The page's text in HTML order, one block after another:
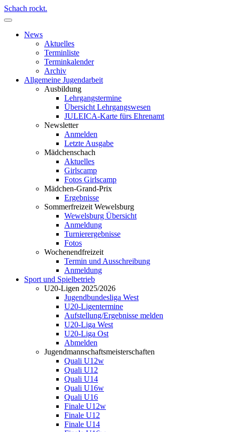
Schach rockt.
News
Aktuelles
Terminliste
Terminkalender
Archiv
Allgemeine Jugendarbeit
Ausbildung
Lehrgangstermine
Übersicht Lehrgangswesen
JULEICA-Karte fürs Ehrenamt
Newsletter
Anmelden
Letzte Ausgabe
Mädchenschach
Aktuelles
Girlscamp
Fotos Girlscamp
Mädchen-Grand-Prix
Ergebnisse
Sommerfreizeit Wewelsburg
Wewelsburg Übersicht
Anmeldung
Turnierergebnisse
Fotos
Wochenendfreizeit
Termin und Ausschreibung
Anmeldung
Sport und Spielbetrieb
U20-Ligen 2025/2026
Jugendbundesliga West
U20-Ligentermine
Aufstellung/Ergebnisse melden
U20-Liga West
U20-Liga Ost
Abmelden
Jugendmannschaftsmeisterschaften
Quali U12w
Quali U12
Quali U14
Quali U16w
Quali U16
Finale U12w
Finale U12
Finale U14